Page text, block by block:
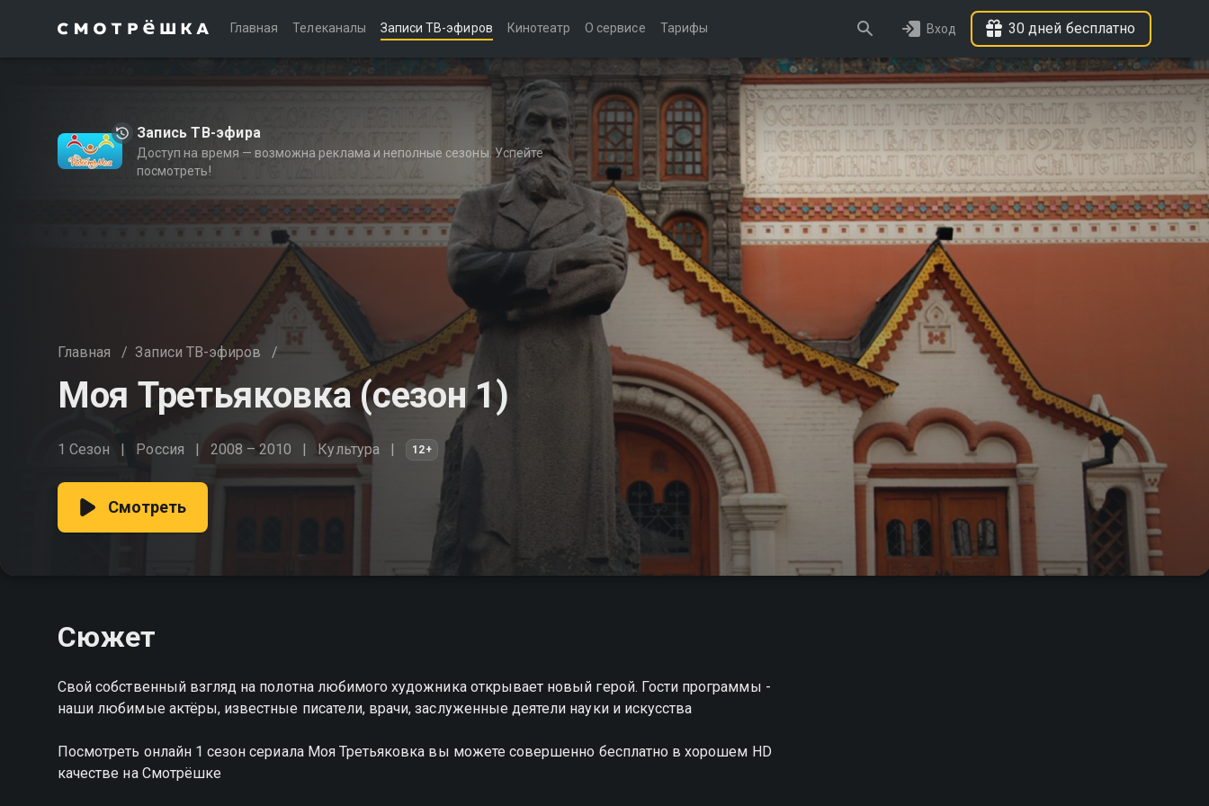
Главная Телеканалы Записи ТВ-эфиров Кинотеатр О сервисе Тарифы Вход 30 дней бесплатно
Запись ТВ-эфира
Доступ на время — возможна реклама и неполные сезоны. Успейте
посмотреть!
Главная / Записи ТВ-эфиров /
Моя Третьяковка (сезон 1)
1 Сезон Россия 2008 – 2010 Культура 12+
Смотреть
Сюжет
Свой собственный взгляд на полотна любимого художника открывает новый герой. Гости программы -
наши любимые актёры, известные писатели, врачи, заслуженные деятели науки и искусства
Посмотреть онлайн 1 сезон сериала Моя Третьяковка вы можете совершенно бесплатно в хорошем HD
качестве на Смотрёшке